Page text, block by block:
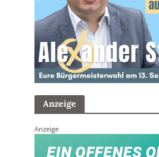
Anzeige
Anzeige